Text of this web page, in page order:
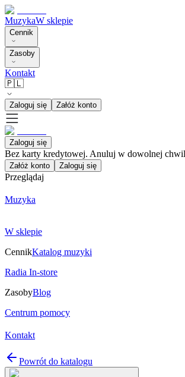
MuzykaW sklepie
Cennik
Zasoby
Kontakt
🇵🇱
Zaloguj się Załóż konto
Zaloguj się
Bez karty kredytowej. Anuluj w dowolnej
Załóż konto Zaloguj się
Przeglądaj
Muzyka
W sklepie
CennikKatalog muzyki
Radia In-store
ZasobyBlog
Centrum pomocy
Kontakt
Powrót do katalogu